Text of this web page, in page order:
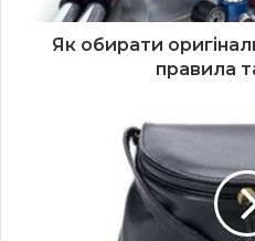
Як обирати
правила